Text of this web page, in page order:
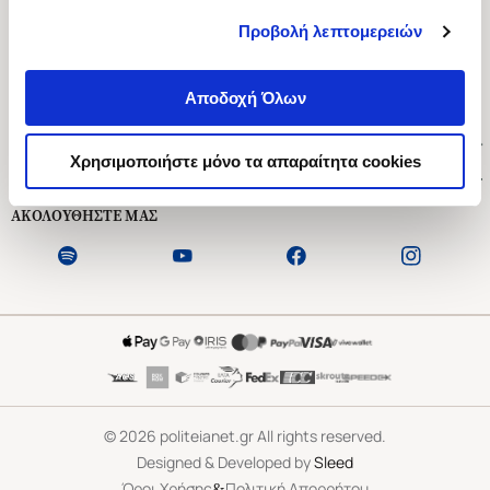
Προβολή λεπτομερειών
Αποδοχή Όλων
Χρησιμοποιήστε μόνο τα απαραίτητα cookies
Ασκληπιού 1-3, Αθήνα 106 79
Δευτέρα - Παρασκευή 09:00-21:00
Εξυπηρέτηση Πελατών
ΑΚΟΛΟΥΘΗΣΤΕ ΜΑΣ
©2026 politeianet.gr All rights reserved.
Designed & Developed bySleed